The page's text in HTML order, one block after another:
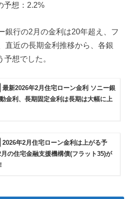
想：2.2%
銀行の2月の金利は20年超え、フ
直近の長期金利推移から、各銀
想でした。
最新2026年2月住宅ローン金利 ソニー銀
金利、長期固定金利は長期は大幅に上
2026年2月住宅ローン金利は上がる予
の住宅金融支援機構債(フラット35)が